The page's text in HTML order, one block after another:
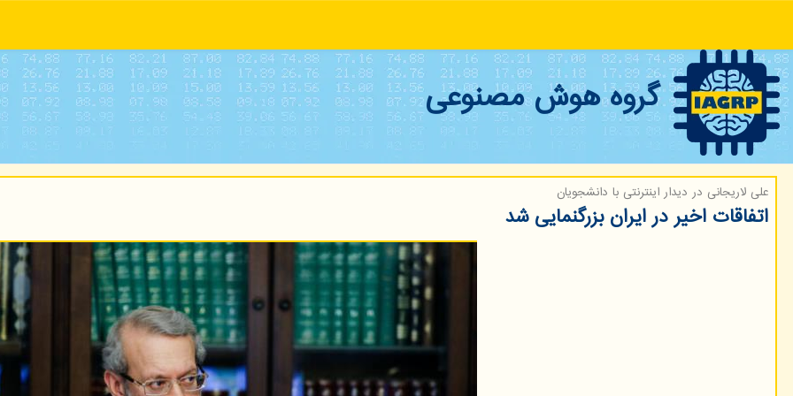
گروه هوش مصنوعی
علی لاریجانی در دیدار اینترنتی با دانشجویان
اتفاقات اخیر در ایران بزرگنمایی شد